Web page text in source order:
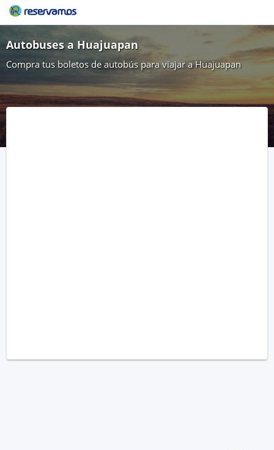
Autobuses a Huajuapan
Compra tus boletos de autobús para viajar a Huajuapan